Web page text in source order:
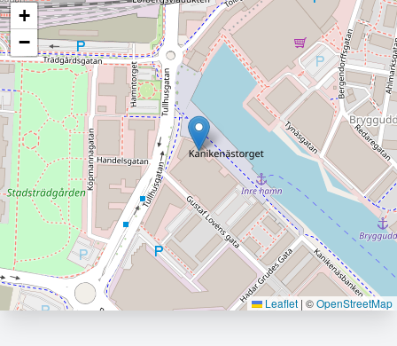
+
−
Leaflet | ©OpenStreetMap